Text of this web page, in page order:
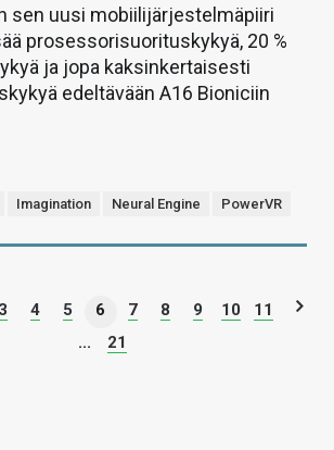
sen uusi mobiilijärjestelmäpiiri
prosessorisuorituskykyä, 20 %
ja jopa kaksinkertaisesti
edeltävään A16 Bioniciin
Imagination Neural Engine PowerVR
3 4 5 6 7 8 9 10
11
...
21